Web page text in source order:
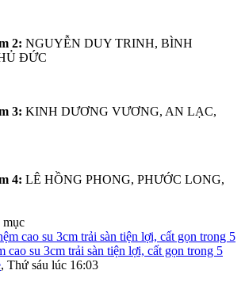
2: NGUYỄN DUY TRINH, BÌNH
ĐỨC
3: KINH DƯƠNG VƯƠNG, AN LẠC,
4: LÊ HỒNG PHONG, PHƯỚC LONG,
mục
cao su 3cm trải sàn tiện lợi, cất gọn trong 5
, Thứ sáu lúc 16:03